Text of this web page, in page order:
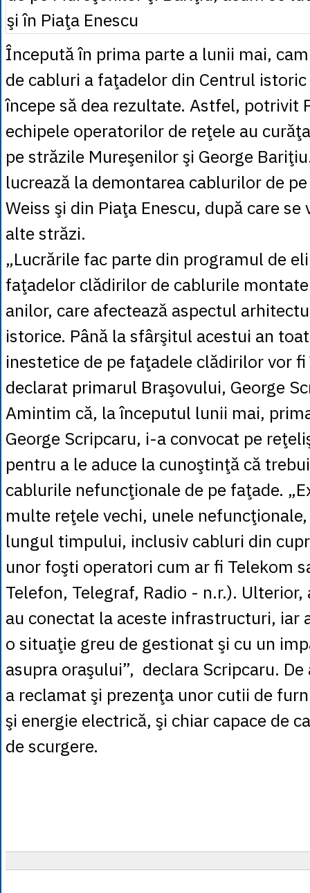
1 ZAR= 0.2318
Începută în prima parte a lunii mai,
de cabluri a faţadelor din Centrul
începe să dea rezultate. Astfel, potrivit
echipele operatorilor de reţele au
pe străzile Mureşenilor şi George
lucrează la demontarea cablurilor de
Weiss şi din Piaţa Enescu, după care se
alte străzi.
„Lucrările fac parte din programul de
faţadelor clădirilor de cablurile
anilor, care afectează aspectul
istorice. Până la sfârşitul acestui an
inestetice de pe faţadele clădirilor vor fi
declarat primarul Braşovului, George
Amintim că, la începutul lunii mai,
George Scripcaru, i-a convocat pe
pentru a le aduce la cunoştinţă că
cablurile nefuncţionale de pe faţade.
multe reţele vechi, unele
lungul timpului, inclusiv cabluri din
unor foşti operatori cum ar fi Telekom
Telefon, Telegraf, Radio - n.r.).
au conectat la aceste infrastructuri, iar
o situaţie greu de gestionat şi cu un
asupra oraşului”, declara Scripcaru.
a reclamat şi prezenţa unor cutii de
şi energie electrică, şi chiar capace de
de scurgere.